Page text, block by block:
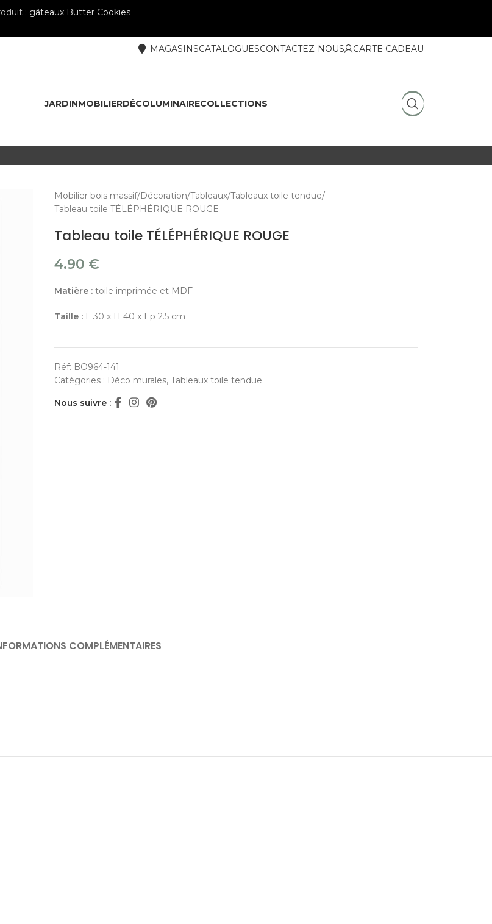
: gâteaux Butter Cookies
MAGASINSCATALOGUESCONTACTEZ-NOUS CARTE CADEAU
JARDINMOBILIERDÉCOLUMINAIRECOLLECTIONS
Mobilier bois massif Décoration Tableaux Tableaux toile tendue
Tableau toile TÉLÉPHÉRIQUE ROUGE
Tableau toile TÉLÉPHÉRIQUE ROUGE
4.90 €
Matière :toile imprimée et MDF
Taille :L 30 x H 40 x Ep 2.5 cm
Réf: BO964-141
Catégories : Déco murales, Tableaux toile tendue
Nous suivre :
COMPLÉMENTAIRES